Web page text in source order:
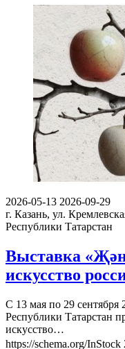
2026-05-13 2026-09-29
г. Казань, ул.
Республики Татарстан
Выставка
искусство
С 13 мая по 29 сентября
Республики Татарстан
искусство…
https://schema.org/InStock